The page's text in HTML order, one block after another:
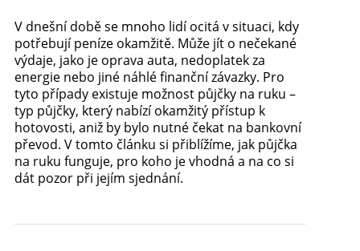
V dnešní době se mnoho lidí ocitá v situaci, kdy
potřebují peníze okamžitě. Může jít o nečekané
výdaje, jako je oprava auta, nedoplatek za
energie nebo jiné náhlé finanční závazky. Pro
tyto případy existuje možnost půjčky na ruku –
typ půjčky, který nabízí okamžitý přístup k
hotovosti, aniž by bylo nutné čekat na bankovní
převod. V tomto článku si přiblížíme, jak půjčka
na ruku funguje, pro koho je vhodná a na co si
dát pozor při jejím sjednání.